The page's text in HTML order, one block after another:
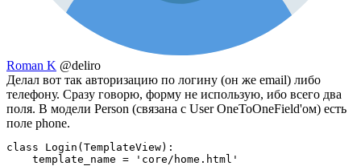
Roman K @deliro
Делал вот так авторизацию по логину (он же email) либо
телефону. Сразу говорю, форму не использую, ибо всего два
поля. В модели Person (связана с User OneToOneField'ом) есть
поле phone.
class Login(TemplateView):
    template_name = 'core/home.html'